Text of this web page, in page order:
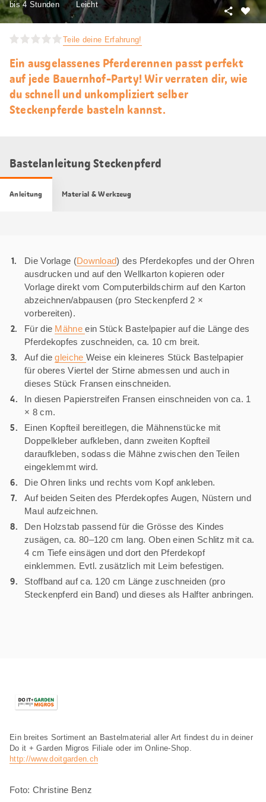
Teile deine Erfahrung!
bis 4 Stunden
Leicht
Teilen
Ein ausgelassenes Pferderennen passt perfekt
auf jede Bauernhof-Party! Wir verraten dir, wie
du schnell und unkompliziert selber
Steckenpferde basteln kannst.
Bastelanleitung Steckenpferd
Anleitung Material & Werkzeug
Die Vorlage (Download) des Pferdekopfes und der Ohren
ausdrucken und auf den Wellkarton kopieren oder
Vorlage direkt vom Computerbildschirm auf den Karton
abzeichnen/abpausen (pro Steckenpferd 2 ×
vorbereiten).
Für die Mähneein Stück Bastelpapier auf die Länge des
Pferdekopfes zuschneiden, ca. 10 cm breit.
Auf diegleiche Weise ein kleineres Stück Bastelpapier
für oberes Viertel der Stirne abmessen und auch in
dieses Stück Fransen einschneiden.
In diesen Papierstreifen Fransen einschneiden von ca. 1
× 8 cm.
Einen Kopfteil bereitlegen, die Mähnenstücke mit
Doppelkleber aufkleben, dann zweiten Kopfteil
daraufkleben, sodass die Mähne zwischen den Teilen
eingeklemmt wird.
Die Ohren links und rechts vom Kopf ankleben.
Auf beiden Seiten des Pferdekopfes Augen, Nüstern und
Maul aufzeichnen.
Den Holzstab passend für die Grösse des Kindes
zusägen, ca. 80–120 cm lang. Oben einen Schlitz mit ca.
4 cm Tiefe einsägen und dort den Pferdekopf
einklemmen. Evtl. zusätzlich mit Leim befestigen.
Stoffband auf ca. 120 cm Länge zuschneiden (pro
Steckenpferd ein Band) und dieses als Halfter anbringen.
Ein breites Sortiment an Bastelmaterial aller Art findest du in deiner
Do it + Garden Migros Filiale oder im Online-Shop.
http://www.doitgarden.ch
Foto: Christine Benz